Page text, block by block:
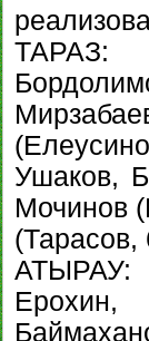
Ушаков,
Мочинов
(Тарасов,